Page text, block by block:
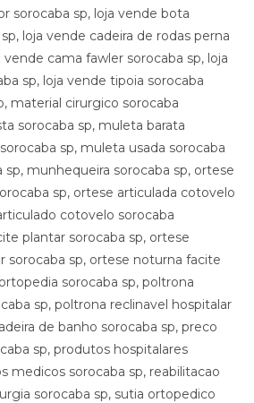
sorocaba sp, loja vende bota
loja vende cadeira de rodas perna
vende cama fawler sorocaba sp, loja
sp, loja vende tipoia sorocaba
material cirurgico sorocaba
sorocaba sp, muleta barata
sp, muleta usada sorocaba
sp, munhequeira sorocaba sp, ortese
sp, ortese articulada cotovelo
cotovelo sorocaba
plantar sorocaba sp, ortese
sorocaba sp, ortese noturna facite
sorocaba sp, poltrona
sp, poltrona reclinavel hospitalar
de banho sorocaba sp, preco
sp, produtos hospitalares
medicos sorocaba sp, reabilitacao
sorocaba sp, sutia ortopedico